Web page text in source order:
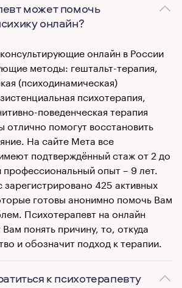
может помочь
онлайн?
онлайн в России
методы: гештальт-терапия,
(психодинамическая)
психотерапия,
поведенческая терапия
помогут восстановить
На сайте Мета все
подтверждённый стаж от 2 до
профессиональный опыт – 9 лет.
425 активных
готовы анонимно помочь Вам
Психотерапевт на онлайн
понять причину, то, откуда
и обозначит подход к терапии.
к психотерапевту